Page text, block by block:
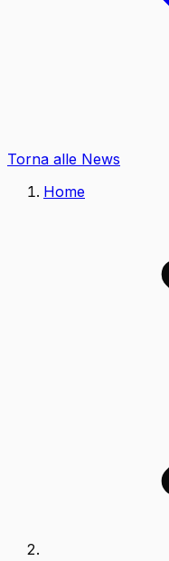
Torna alle News
Home